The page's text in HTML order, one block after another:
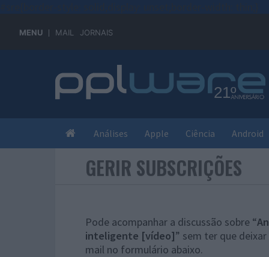
MENU MAIL JORNAIS
Análises Apple Ciência Android
GERIR SUBSCRIÇÕES
Pode acompanhar a discussão sobre “
inteligente [vídeo]” sem ter que
mail no formulário abaixo.